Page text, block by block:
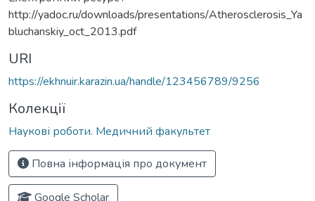
http://yadoc.ru/downloads/presentations/Atherosclerosis_Ya
bluchanskiy_oct_2013.pdf
URI
https://ekhnuir.karazin.ua/handle/123456789/9256
Колекції
Наукові роботи. Медичний факультет
Повна інформація про документ
Google Scholar